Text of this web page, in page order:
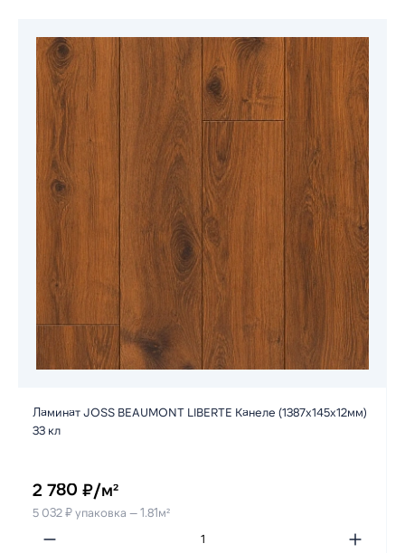
Ламинат JOSS BEAUMONT LIBERTE Канеле (1387х145х12мм)
33 кл
2 780 ₽/м²
5 032 ₽ упаковка — 1.81м²